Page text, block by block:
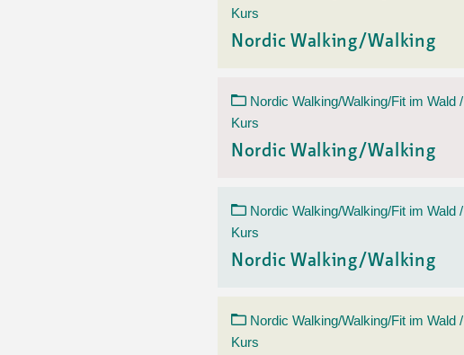
Kurs
Nordic Walking/Walking
Nordic Walking/Walking/Fit im Wald /
Kurs
Nordic Walking/Walking
Nordic Walking/Walking/Fit im Wald /
Kurs
Nordic Walking/Walking
Nordic Walking/Walking/Fit im Wald /
Kurs